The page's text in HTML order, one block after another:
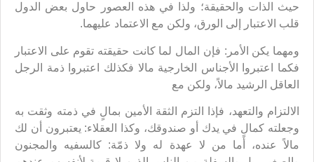
حيث الذات والحقيقة؛ ولذا في هذه العصور حاول بعض الدول
قلب الاعتبار إلى الورق، ولكن مع الاعتماد عليهما.
ومهما يكن الأمر: فإن المال لما كانت حقيقته تقوم على الاعتبار
فكما اعتبروا الأجناس الخارجية مالا فكذلك اعتبروا ذمة الرجل
العاقل الرشيد مالاً، ولكن مع
الالتزام والتعهد، فإذا التزم الثقة الأمين بمالٍ في ذمته وثقت به
وجعلته كمالٍ في يدك أو صندوقك، وكذا العقلاء: يعتبرون أن لك
مالاً عنده، أما من لا عهدة له ولا ذمّة: كالسفيه والمجنون